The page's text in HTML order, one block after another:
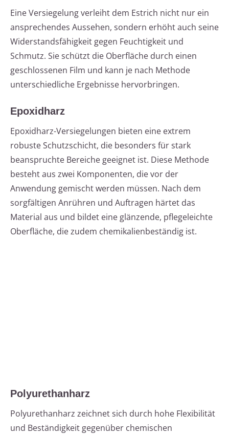
Eine Versiegelung verleiht dem Estrich nicht nur ein
ansprechendes Aussehen, sondern erhöht auch seine
Widerstandsfähigkeit gegen Feuchtigkeit und
Schmutz. Sie schützt die Oberfläche durch einen
geschlossenen Film und kann je nach Methode
unterschiedliche Ergebnisse hervorbringen.
Epoxidharz
Epoxidharz-Versiegelungen bieten eine extrem
robuste Schutzschicht, die besonders für stark
beanspruchte Bereiche geeignet ist. Diese Methode
besteht aus zwei Komponenten, die vor der
Anwendung gemischt werden müssen. Nach dem
sorgfältigen Anrühren und Auftragen härtet das
Material aus und bildet eine glänzende, pflegeleichte
Oberfläche, die zudem chemikalienbeständig ist.
Polyurethanharz
Polyurethanharz zeichnet sich durch hohe Flexibilität
und Beständigkeit gegenüber chemischen